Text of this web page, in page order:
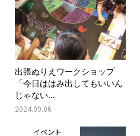
出張ぬりえワークショップ
「今日ははみ出してもいいん
じゃない...
2024.09.06
イベント